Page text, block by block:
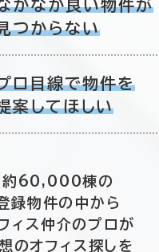
かなか良い物件が
つからない
ロ目線で物件を
案してほしい
約60,000棟の
録物件の中から
ィス仲介のプロが
のオフィス探しを